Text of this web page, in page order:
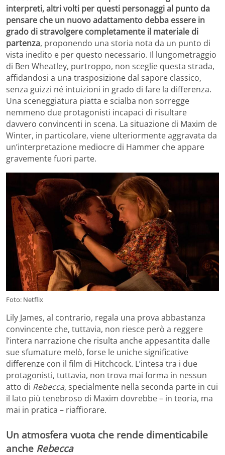
interpreti, altri volti per questi personaggi al punto da
pensare che un nuovo adattamento debba essere in
grado di stravolgere completamente il materiale di
partenza, proponendo una storia nota da un punto di
vista inedito e per questo necessario. Il lungometraggio
di Ben Wheatley, purtroppo, non sceglie questa strada,
affidandosi a una trasposizione dal sapore classico,
senza guizzi né intuizioni in grado di fare la differenza.
Una sceneggiatura piatta e scialba non sorregge
nemmeno due protagonisti incapaci di risultare
davvero convincenti in scena. La situazione di Maxim de
Winter, in particolare, viene ulteriormente aggravata da
un’interpretazione mediocre di Hammer che appare
gravemente fuori parte.
Foto: Netflix
Lily James, al contrario, regala una prova abbastanza
convincente che, tuttavia, non riesce però a reggere
l’intera narrazione che risulta anche appesantita dalle
sue sfumature melò, forse le uniche significative
differenze con il film di Hitchcock. L’intesa tra i due
protagonisti, tuttavia, non trova mai forma in nessun
atto di Rebecca, specialmente nella seconda parte in cui
il lato più tenebroso di Maxim dovrebbe – in teoria, ma
mai in pratica – riaffiorare.
Un atmosfera vuota che rende dimenticabile
anche Rebecca